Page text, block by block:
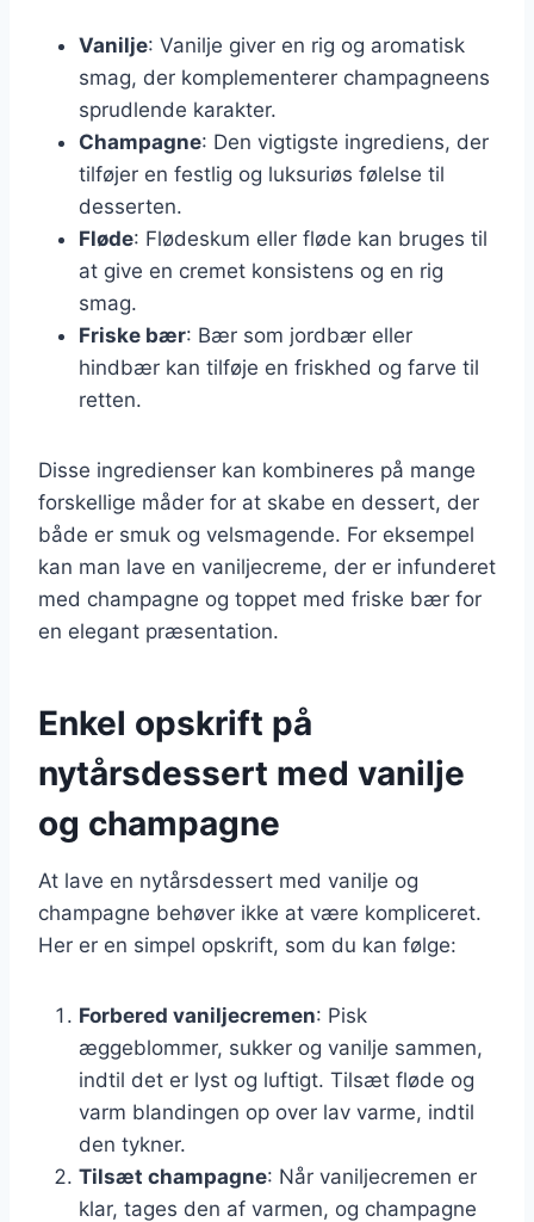
Vanilje: Vanilje giver en rig og aromatisk
smag, der komplementerer champagneens
sprudlende karakter.
Champagne: Den vigtigste ingrediens, der
tilføjer en festlig og luksuriøs følelse til
desserten.
Fløde: Flødeskum eller fløde kan bruges til
at give en cremet konsistens og en rig
smag.
Friske bær: Bær som jordbær eller
hindbær kan tilføje en friskhed og farve til
retten.
Disse ingredienser kan kombineres på mange
forskellige måder for at skabe en dessert, der
både er smuk og velsmagende. For eksempel
kan man lave en vaniljecreme, der er infunderet
med champagne og toppet med friske bær for
en elegant præsentation.
Enkel opskrift på
nytårsdessert med vanilje
og champagne
At lave en nytårsdessert med vanilje og
champagne behøver ikke at være kompliceret.
Her er en simpel opskrift, som du kan følge:
Forbered vaniljecremen: Pisk
æggeblommer, sukker og vanilje sammen,
indtil det er lyst og luftigt. Tilsæt fløde og
varm blandingen op over lav varme, indtil
den tykner.
Tilsæt champagne: Når vaniljecremen er
klar, tages den af varmen, og champagne